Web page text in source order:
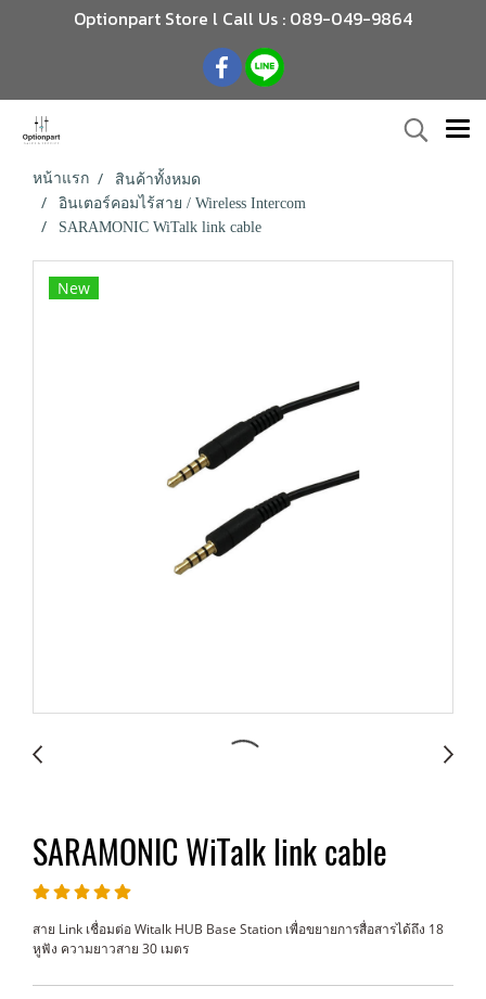
Optionpart Store l Call Us : 089-049-9864
หน้าแรก
สินค้าทั้งหมด
อินเตอร์คอมไร้สาย / Wireless Intercom
SARAMONIC WiTalk link cable
New
SARAMONIC WiTalk link cable
สาย Link เชื่อมต่อ Witalk HUB Base Station เพื่อขยายการสื่อสารได้ถึง 18
หูฟัง ความยาวสาย 30 เมตร